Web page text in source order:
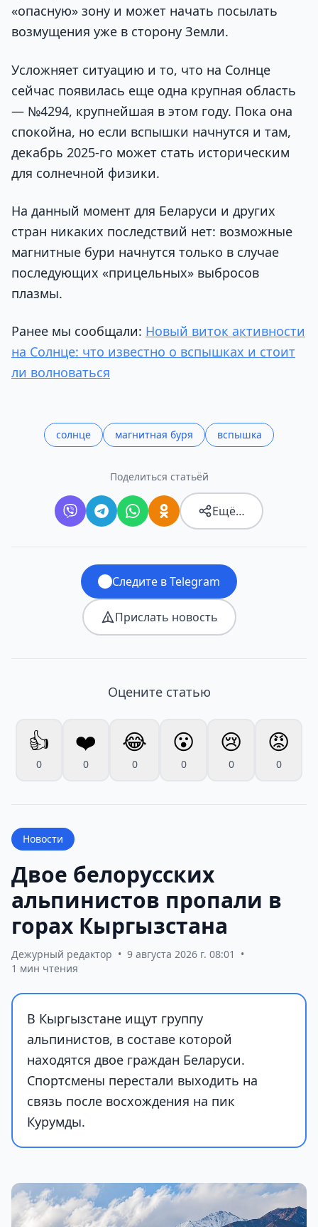
«опасную» зону и может начать посылать
возмущения уже в сторону Земли.
Усложняет ситуацию и то, что на Солнце
сейчас появилась еще одна крупная область
— №4294, крупнейшая в этом году. Пока она
спокойна, но если вспышки начнутся и там,
декабрь 2025-го может стать историческим
для солнечной физики.
На данный момент для Беларуси и других
стран никаких последствий нет: возможные
магнитные бури начнутся только в случае
последующих «прицельных» выбросов
плазмы.
Ранее мы сообщали: Новый виток активности
на Солнце: что известно о вспышках и стоит
ли волноваться
солнце магнитная буря вспышка
Поделиться статьёй
Ещё…
Следите в Telegram
Прислать новость
Оцените статью
👍
0
❤️
0
😂
0
😮
0
😢
0
😡
0
Новости
Двое белорусских
альпинистов пропали в
горах Кыргызстана
Дежурный редактор • 9 августа 2026 г. 08:01
•
1 мин чтения
В Кыргызстане ищут группу
альпинистов, в составе которой
находятся двое граждан Беларуси.
Спортсмены перестали выходить на
связь после восхождения на пик
Курумды.